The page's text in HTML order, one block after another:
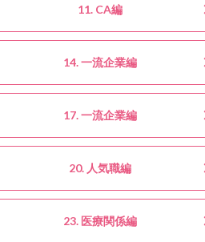
11. CA編
14. 一流企業編
17. 一流企業編
20. 人気職編
23. 医療関係編